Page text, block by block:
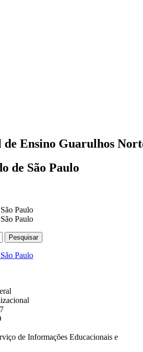
de Ensino Guarulhos
de São Paulo
de Informações Educacionais e